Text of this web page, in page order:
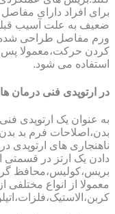
برای افراد دارای مفاصل
ضعیف به علت آسیب قبلی
ورم مفاصل طراحی شده
کردن حرکت،معمولا پس
استفاده می شود.
در ارتوپدی فنی درمان
به عنوان یک ارتوپدی
بدن،اصلاحات فرم بد
ناهنجاری های ارتوپدی
دادن یک ارتز در قسمتی
بریس،کولیس،محافظ
معمولا از انواع مختلفی